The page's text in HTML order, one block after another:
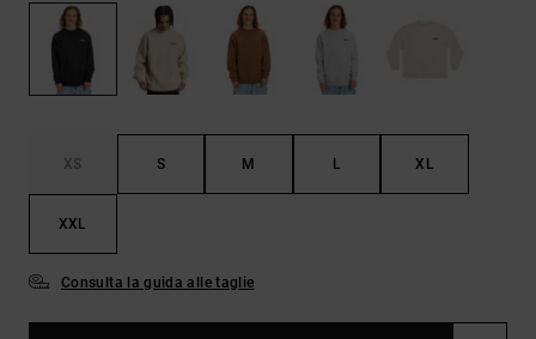
Borse e
zaini
risposte
più
contatto.
XS S M L XL
XXL
Consulta la guida alle taglie